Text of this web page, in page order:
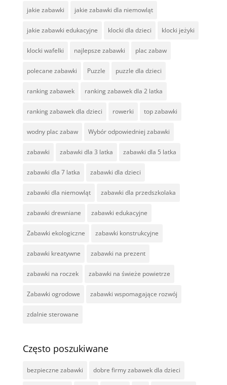
jakie zabawki jakie zabawki dla niemowląt
jakie zabawki edukacyjne klocki dla dzieci klocki jeżyki
klocki wafelki najlepsze zabawki plac zabaw
polecane zabawki Puzzle puzzle dla dzieci
ranking zabawek ranking zabawek dla 2 latka
ranking zabawek dla dzieci rowerki top zabawki
wodny plac zabaw Wybór odpowiedniej zabawki
zabawki zabawki dla 3 latka zabawki dla 5 latka
zabawki dla 7 latka zabawki dla dzieci
zabawki dla niemowląt zabawki dla przedszkolaka
zabawki drewniane zabawki edukacyjne
Zabawki ekologiczne zabawki konstrukcyjne
zabawki kreatywne zabawki na prezent
zabawki na roczek zabawki na świeże powietrze
Zabawki ogrodowe zabawki wspomagające rozwój
zdalnie sterowane
Często poszukiwane
bezpieczne zabawki dobre firmy zabawek dla dzieci